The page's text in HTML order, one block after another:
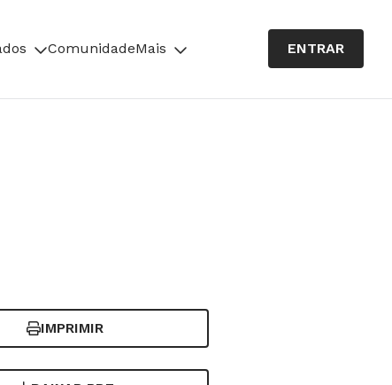
ComunidadeMais ENTRAR
IMPRIMIR